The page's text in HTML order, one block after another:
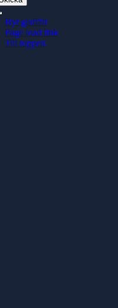
Byt glidfält
Page load link
Till toppen